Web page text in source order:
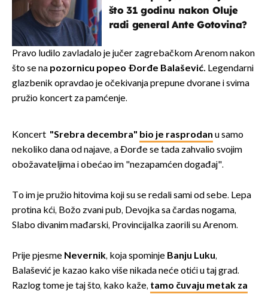
što 31 godinu nakon Oluje
radi general Ante Gotovina?
Pravo ludilo zavladalo je jučer zagrebačkom Arenom nakon
što se na pozornicu popeo Đorđe Balašević. Legendarni
glazbenik opravdao je očekivanja prepune dvorane i svima
pružio koncert za pamćenje.
Koncert "Srebra decembra" bio je rasprodan u samo
nekoliko dana od najave, a Đorđe se tada zahvalio svojim
obožavateljima i obećao im "nezapamćen događaj".
To im je pružio hitovima koji su se redali sami od sebe. Lepa
protina kći, Božo zvani pub, Devojka sa čardas nogama,
Slabo divanim mađarski, Provincijalka zaorili su Arenom.
Prije pjesme Nevernik, koja spominje Banju Luku,
Balašević je kazao kako više nikada neće otići u taj grad.
Razlog tome je taj što, kako kaže, tamo čuvaju metak za